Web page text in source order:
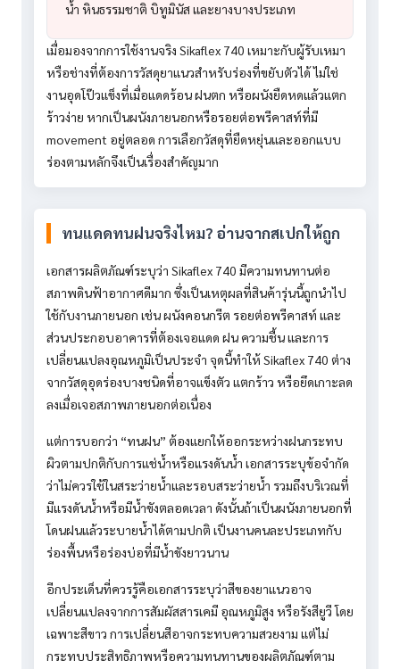
น้ำ หินธรรมชาติ บิทูมินัส และยางบางประเภท
เมื่อมองจากการใช้งานจริง Sikaflex 740 เหมาะกับผู้รับเหมา
หรือช่างที่ต้องการวัสดุยาแนวสำหรับร่องที่ขยับตัวได้ ไม่ใช่
งานอุดโป๊วแข็งที่เมื่อแดดร้อน ฝนตก หรือผนังยืดหดแล้วแตก
ร้าวง่าย หากเป็นผนังภายนอกหรือรอยต่อพรีคาสท์ที่มี
movement อยู่ตลอด การเลือกวัสดุที่ยืดหยุ่นและออกแบบ
ร่องตามหลักจึงเป็นเรื่องสำคัญมาก
ทนแดดทนฝนจริงไหม? อ่านจากสเปกให้ถูก
เอกสารผลิตภัณฑ์ระบุว่า Sikaflex 740 มีความทนทานต่อ
สภาพดินฟ้าอากาศดีมาก ซึ่งเป็นเหตุผลที่สินค้ารุ่นนี้ถูกนำไป
ใช้กับงานภายนอก เช่น ผนังคอนกรีต รอยต่อพรีคาสท์ และ
ส่วนประกอบอาคารที่ต้องเจอแดด ฝน ความชื้น และการ
เปลี่ยนแปลงอุณหภูมิเป็นประจำ จุดนี้ทำให้ Sikaflex 740 ต่าง
จากวัสดุอุดร่องบางชนิดที่อาจแข็งตัว แตกร้าว หรือยึดเกาะลด
ลงเมื่อเจอสภาพภายนอกต่อเนื่อง
แต่การบอกว่า “ทนฝน” ต้องแยกให้ออกระหว่างฝนกระทบ
ผิวตามปกติกับการแช่น้ำหรือแรงดันน้ำ เอกสารระบุข้อจำกัด
ว่าไม่ควรใช้ในสระว่ายน้ำและรอบสระว่ายน้ำ รวมถึงบริเวณที่
มีแรงดันน้ำหรือมีน้ำขังตลอดเวลา ดังนั้นถ้าเป็นผนังภายนอกที่
โดนฝนแล้วระบายน้ำได้ตามปกติ เป็นงานคนละประเภทกับ
ร่องพื้นหรือร่องบ่อที่มีน้ำขังยาวนาน
อีกประเด็นที่ควรรู้คือเอกสารระบุว่าสีของยาแนวอาจ
เปลี่ยนแปลงจากการสัมผัสสารเคมี อุณหภูมิสูง หรือรังสียูวี โดย
เฉพาะสีขาว การเปลี่ยนสีอาจกระทบความสวยงาม แต่ไม่
กระทบประสิทธิภาพหรือความทนทานของผลิตภัณฑ์ตาม